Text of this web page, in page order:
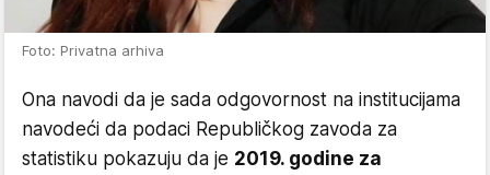
Foto: Privatna arhiva
Ona navodi da je sada odgovornost na institucijama
navodeći da podaci Republičkog zavoda za
statistiku pokazuju da je 2019. godine za